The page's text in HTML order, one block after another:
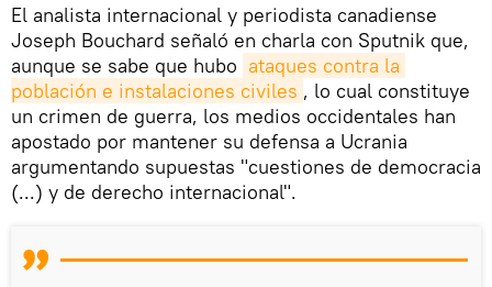
El analista internacional y periodista canadiense
Joseph Bouchard señaló en charla con Sputnik que,
aunque se sabe que hubo ataques contra la
población e instalaciones civiles , lo cual constituye
un crimen de guerra, los medios occidentales han
apostado por mantener su defensa a Ucrania
argumentando supuestas "cuestiones de democracia
(...) y de derecho internacional".